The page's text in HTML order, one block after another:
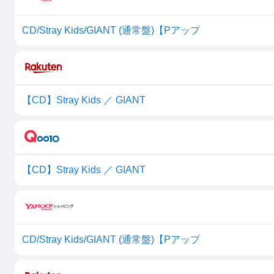
CD/Stray Kids/GIANT (通常盤)【Pアップ
【CD】Stray Kids ／ GIANT
【CD】Stray Kids ／ GIANT
CD/Stray Kids/GIANT (通常盤)【Pアップ